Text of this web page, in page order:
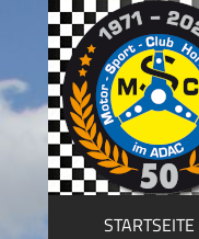
springen MSC
E.V.
STARTSEITE